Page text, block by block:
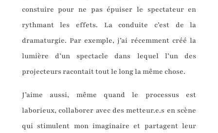
constuire pour ne pas épuiser le spectateur en
rythmant les effets. La conduite c’est de la
dramaturgie. Par exemple, j’ai récemment créé la
lumière d’un spectacle dans lequel l’un des
projecteurs racontait tout le long la même chose.
J’aime aussi, même quand le processus est
laborieux, collaborer avec des metteur.e.s en scène
qui stimulent mon imaginaire et partagent leur